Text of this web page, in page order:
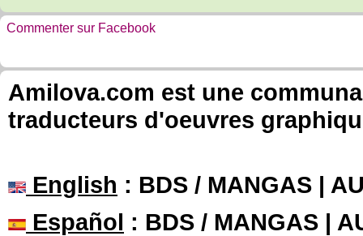
Commenter sur Facebook
Amilova.com est une
traducteurs d'oeuvres
English : BDS / MANGAS |
Español : BDS / MANGAS |